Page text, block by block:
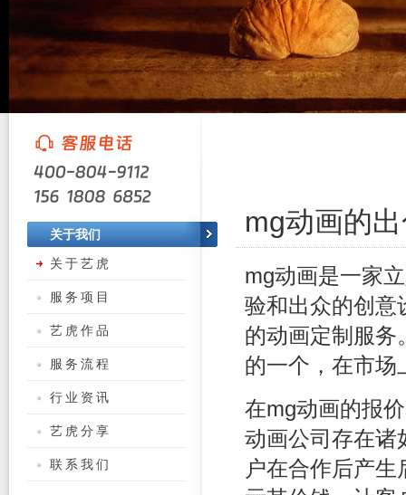
mg动画的
mg动画是一家
验和出众的创意
的动画定制服务
的一个，在市场
在mg动画的报
动画公司存在诸
户在合作后产
关于我们
关于艺虎
服务项目
艺虎作品
服务流程
行业资讯
艺虎分享
联系我们